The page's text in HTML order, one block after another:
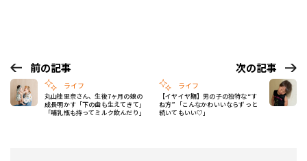
前の記事
ライフ
丸山桂里奈さん、生後7ヶ月の娘の
成長明かす「下の歯も生えてきて」
「哺乳瓶も持ってミルク飲んだり」
次の記事
ライフ
【イヤイヤ期】男の子の独特な“す
ね方”「こんなかわいいならずっと
続いてもいい♡」